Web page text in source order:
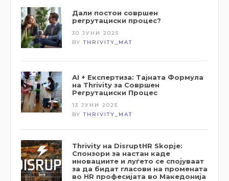
Дали постои совршен
регрутациски процес?
30 ЈУНИ 2025
BYTHRIVITY_MAT
AI + Експертиза: Тајната Формула
на Thrivity за Совршен
Регрутациски Процес
13 ЈУНИ 2025
BYTHRIVITY_MAT
Thrivity на DisruptHR Skopje:
Спонзори за настан каде
иновациите и луѓето се спојуваат
за да бидат гласови на промената
во HR професијата во Македонија